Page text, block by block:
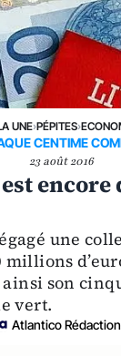
UNE›PÉPITES›
CENTIME
23 août 2016
encore
une
son
vert.
Atlantico Rédaction